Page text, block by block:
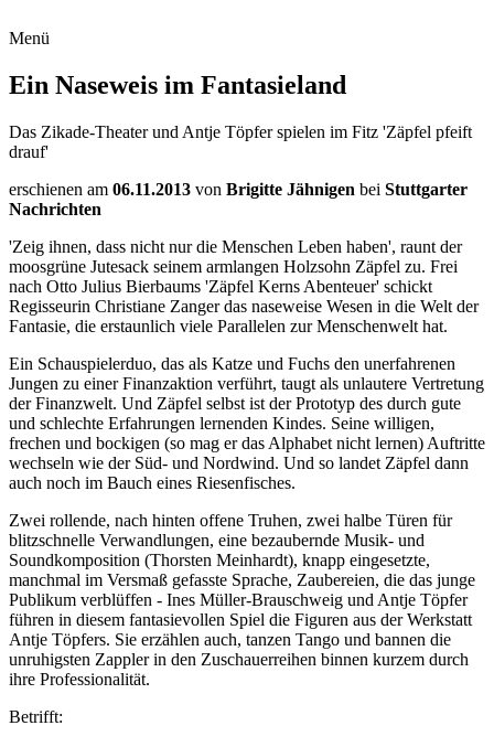
Menü
Ein Naseweis im Fantasieland
Das Zikade-Theater und Antje Töpfer spielen im Fitz 'Zäpfel pfeift
drauf'
erschienen am 06.11.2013 von Brigitte Jähnigen bei Stuttgarter
Nachrichten
'Zeig ihnen, dass nicht nur die Menschen Leben haben', raunt der
moosgrüne ­Jutesack seinem armlangen Holzsohn Zäpfel zu. Frei
nach Otto Julius Bierbaums 'Zäpfel Kerns Abenteuer' schickt
Regisseurin Christiane Zanger das naseweise Wesen in die Welt der
Fantasie, die erstaunlich viele Parallelen zur Menschenwelt hat.
Ein Schauspielerduo, das als Katze und Fuchs den unerfahrenen
Jungen zu einer Finanzaktion verführt, taugt als unlautere Vertretung
der Finanzwelt. Und Zäpfel selbst ist der Prototyp des durch gute
und schlechte Erfahrungen lernenden Kindes. Seine willigen,
frechen und bockigen (so mag er das Alphabet nicht lernen) Auftritte
wechseln wie der Süd- und Nordwind. Und so landet Zäpfel dann
auch noch im Bauch eines Riesenfisches.
Zwei rollende, nach hinten offene Truhen, zwei halbe Türen für
blitzschnelle Verwandlungen, eine bezaubernde Musik- und
Soundkomposition (Thorsten Meinhardt), knapp eingesetzte,
manchmal im Versmaß gefasste Sprache, Zaubereien, die das junge
Publikum verblüffen - Ines Müller-Brauschweig und Antje Töpfer
führen in diesem fantasievollen Spiel die Figuren aus der Werkstatt
Antje Töpfers. Sie erzählen auch, tanzen Tango und bannen die
unruhigsten Zappler in den Zuschauerreihen binnen kurzem durch
ihre Professionalität.
Betrifft: